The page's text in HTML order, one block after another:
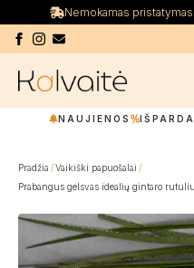
Nemokamas
NAUJIENOS
Pradžia
Vaikiški papuošalai
Prabangus gelsvas idealių gintaro